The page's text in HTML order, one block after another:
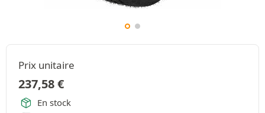
Prix unitaire
237,58€
En stock